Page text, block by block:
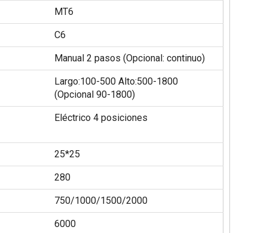
MT6
C6
Manual 2 pasos (Opcional: continuo)
Largo:100-500 Alto:500-1800
(Opcional 90-1800)
Eléctrico 4 posiciones
25*25
280
750/1000/1500/2000
6000